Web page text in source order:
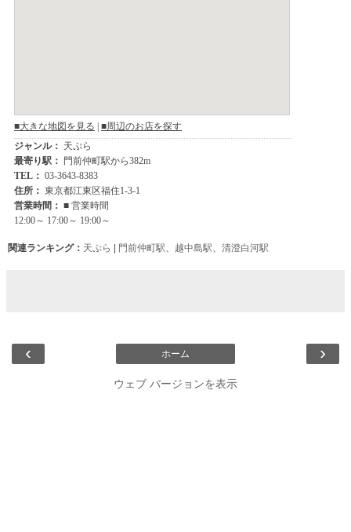
関連ランキング： 天ぷら 門前仲町駅、 越中島駅、 清澄白河駅
‹ ›
ホーム
ウェブ バージョンを表示